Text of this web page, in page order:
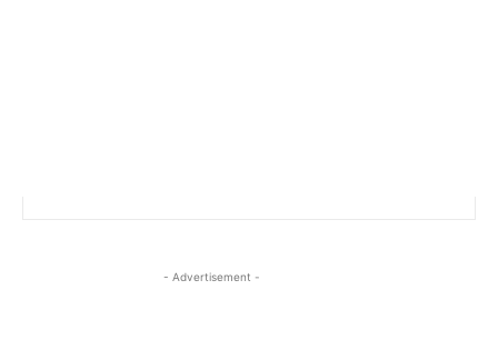
- Advertisement -